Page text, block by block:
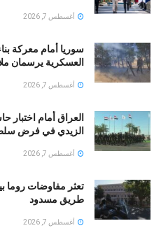
أغسطس 7, 2026
سوريا أمام معركة
العسكرية يرسمان
أغسطس 7, 2026
العراق أمام
الزيدي في فرض
أغسطس 7, 2026
تعثر مفاوضات روما
طريق مسدود
أغسطس 7, 2026